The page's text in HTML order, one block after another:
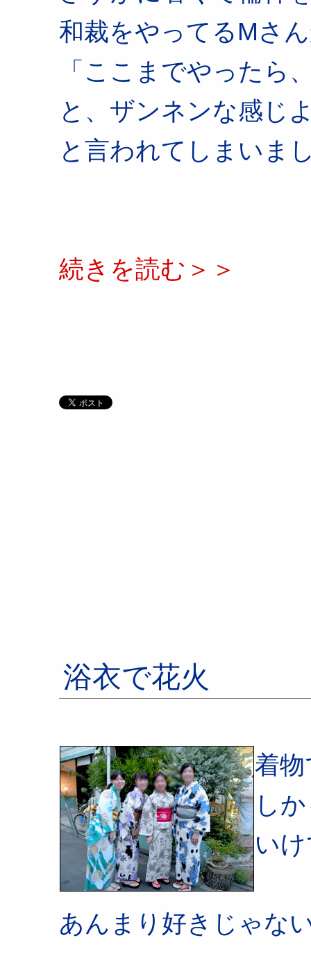
和裁をやってるMさ
「ここまでやったら
と、ザンネンな感じ
と言われてしまいま
続きを読む＞＞
浴衣で花火
着
し
い
あんまり好きじゃな